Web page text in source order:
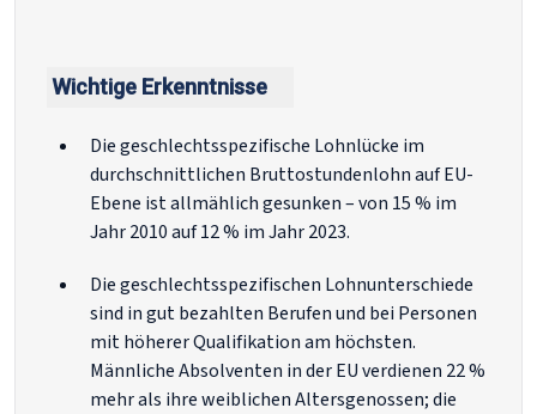
Wichtige Erkenntnisse
Die geschlechtsspezifische Lohnlücke im
durchschnittlichen Bruttostundenlohn auf EU-
Ebene ist allmählich gesunken – von 15 % im
Jahr 2010 auf 12 % im Jahr 2023.
Die geschlechtsspezifischen Lohnunterschiede
sind in gut bezahlten Berufen und bei Personen
mit höherer Qualifikation am höchsten.
Männliche Absolventen in der EU verdienen 22 %
mehr als ihre weiblichen Altersgenossen; die